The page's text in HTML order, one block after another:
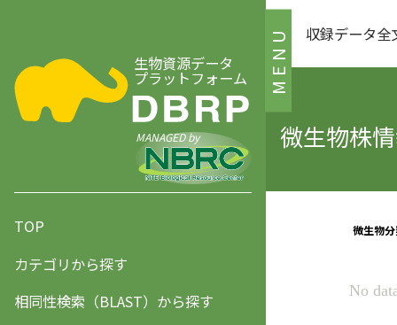
MENU
生物資源データ
プラットフォーム
MANAGED by
TOP
カテゴリから探す
相同性検索（BLAST）から探す
収録データ全
微生物株